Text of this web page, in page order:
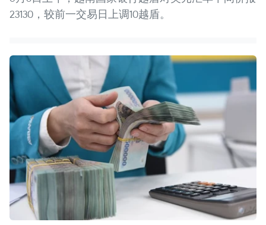
23130，较前一交易日上调10越盾。